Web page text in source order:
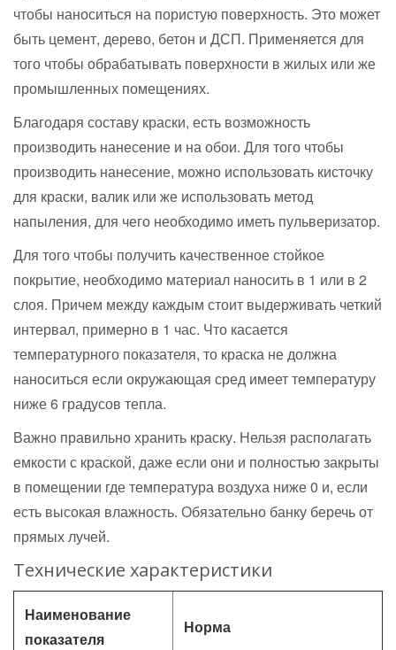
чтобы наноситься на пористую поверхность. Это может
быть цемент, дерево, бетон и ДСП. Применяется для
того чтобы обрабатывать поверхности в жилых или же
промышленных помещениях.
Благодаря составу краски, есть возможность
производить нанесение и на обои. Для того чтобы
производить нанесение, можно использовать кисточку
для краски, валик или же использовать метод
напыления, для чего необходимо иметь пульверизатор.
Для того чтобы получить качественное стойкое
покрытие, необходимо материал наносить в 1 или в 2
слоя. Причем между каждым стоит выдерживать четкий
интервал, примерно в 1 час. Что касается
температурного показателя, то краска не должна
наноситься если окружающая сред имеет температуру
ниже 6 градусов тепла.
Важно правильно хранить краску. Нельзя располагать
емкости с краской, даже если они и полностью закрыты
в помещении где температура воздуха ниже 0 и, если
есть высокая влажность. Обязательно банку беречь от
прямых лучей.
Технические характеристики
Наименование
показателя
Норма